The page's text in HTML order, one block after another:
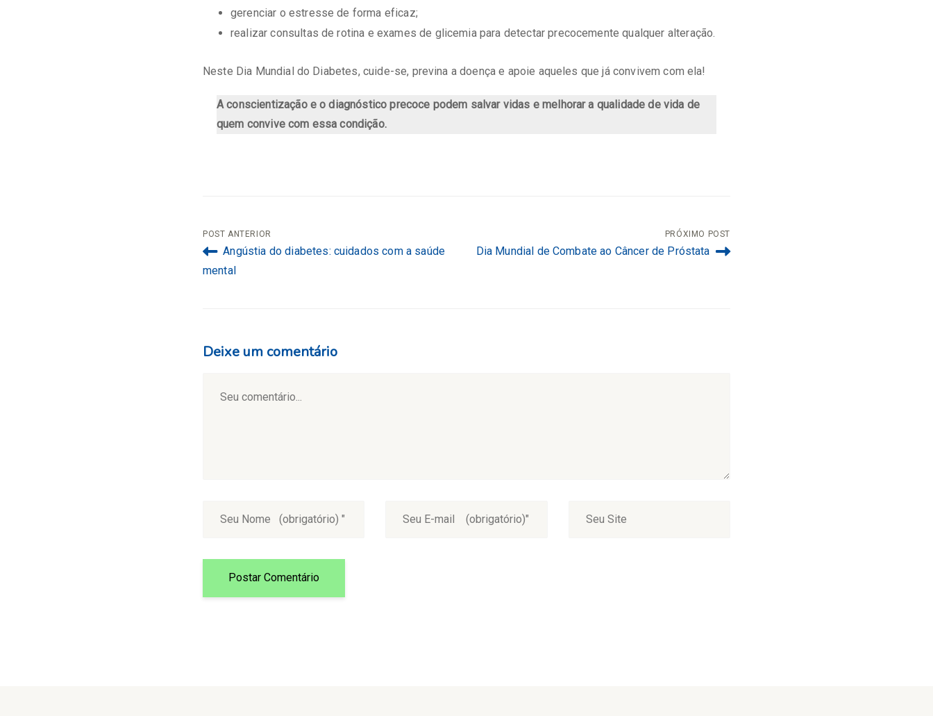
gerenciar o estresse de forma eficaz;
realizar consultas de rotina e exames de glicemia para detectar precocemente qualquer alteração.
Neste Dia Mundial do Diabetes, cuide-se, previna a doença e apoie aqueles que já convivem com ela!
A conscientização e o diagnóstico precoce podem salvar vidas e melhorar a qualidade de vida de
quem convive com essa condição.
Navegação
de
POST ANTERIOR
Angústia do diabetes: cuidados com a saúde
mental
PRÓXIMO POST
Dia Mundial de Combate ao Câncer de Próstata
Deixe um comentário